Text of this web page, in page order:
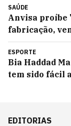
SAÚDE
Anvisa proíbe
fabricação,
ESPORTE
Bia Haddad
tem sido fácil
EDITORIAS